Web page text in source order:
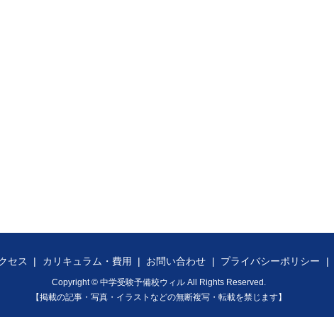
セス カリキュラム・費用 お問い合わせ プライバシーポリシー
Copyright © 中学受験予備校ウィル All Rights Reserved.
【掲載の記事・写真・イラストなどの無断複写・転載を禁じます】